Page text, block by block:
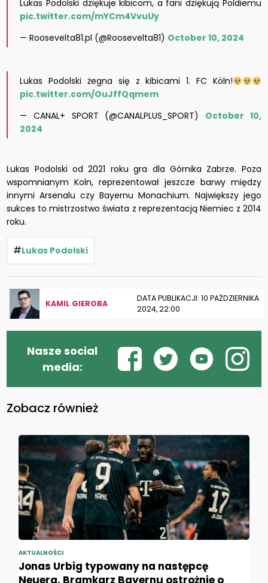
Lukas Podolski dziękuje kibicom, a fani dziękują Poldiemu
pic.twitter.com/mYCm4VvuUy
— Roosevelta81.pl (@Roosevelta81) October 10, 2024
Lukas Podolski żegna się z kibicami 1. FC Köln!
pic.twitter.com/OuJffQqmem
— CANAL+ SPORT (@CANALPLUS_SPORT) October 10,
2024
Lukas Podolski od 2021 roku gra dla Górnika Zabrze. Poza
wspomnianym Koln, reprezentował jeszcze barwy między
innymi Arsenalu czy Bayernu Monachium. Największy jego
sukces to mistrzostwo świata z reprezentacją Niemiec z 2014
roku.
#Lukas Podolski
KAMIL GIEROBA
DATA PUBLIKACJI: 10 PAŹDZIERNIKA
2024, 22:00
Nasze social
media:
Zobacz również
AKTUALNOŚCI
Jonas Urbig typowany na następcę